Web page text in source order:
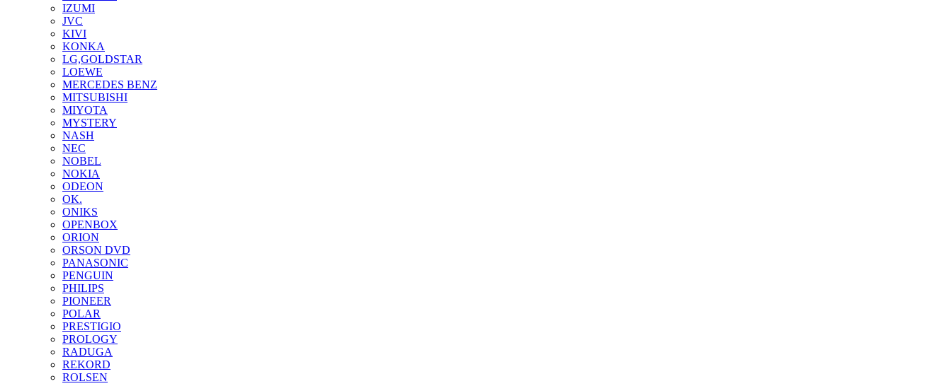
IZUMI
JVC
KIVI
KONKA
LG,GOLDSTAR
LOEWE
MERCEDES BENZ
MITSUBISHI
MIYOTA
MYSTERY
NASH
NEC
NOBEL
NOKIA
ODEON
OK.
ONIKS
OPENBOX
ORION
ORSON DVD
PANASONIC
PENGUIN
PHILIPS
PIONEER
POLAR
PRESTIGIO
PROLOGY
RADUGA
REKORD
ROLSEN